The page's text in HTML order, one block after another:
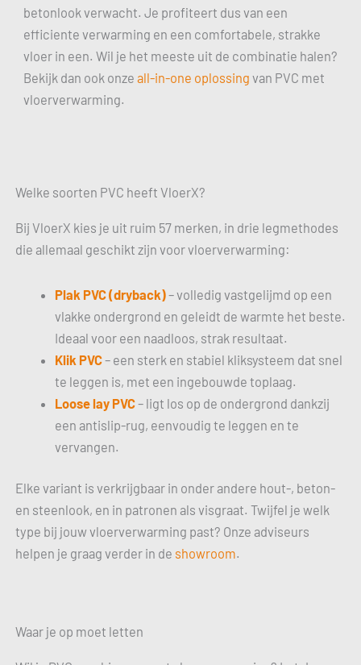
betonlook verwacht. Je profiteert dus van een
efficiente verwarming en een comfortabele, strakke
vloer in een. Wil je het meeste uit de combinatie halen?
Bekijk dan ook onze all-in-one oplossing van PVC met
vloerverwarming.
Welke soorten PVC heeft VloerX?
Bij VloerX kies je uit ruim 57 merken, in drie legmethodes
die allemaal geschikt zijn voor vloerverwarming:
Plak PVC (dryback)– volledig vastgelijmd op een
vlakke ondergrond en geleidt de warmte het beste.
Ideaal voor een naadloos, strak resultaat.
Klik PVC– een sterk en stabiel kliksysteem dat snel
te leggen is, met een ingebouwde toplaag.
Loose lay PVC– ligt los op de ondergrond dankzij
een antislip-rug, eenvoudig te leggen en te
vervangen.
Elke variant is verkrijgbaar in onder andere hout-, beton-
en steenlook, en in patronen als visgraat. Twijfel je welk
type bij jouw vloerverwarming past? Onze adviseurs
helpen je graag verder in de showroom.
Waar je op moet letten